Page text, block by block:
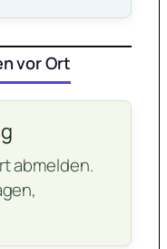
vor Ort
abmelden.